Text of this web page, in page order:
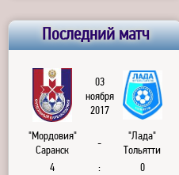
Последний матч
03
ноября
2017
"Мордовия"
Саранск
-
"Лада"
Тольятти
4
: 0